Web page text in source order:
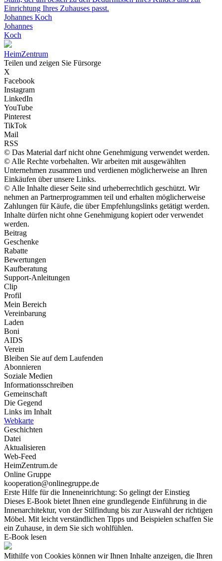
Einrichtung Ihres Zuhauses passt.
Johannes Koch
Johannes
Koch
HeimZentrum
Teilen und zeigen Sie Fürsorge
X
Facebook
Instagram
LinkedIn
YouTube
Pinterest
TikTok
Mail
RSS
© Das Material darf nicht ohne Genehmigung verwendet werden.
© Alle Rechte vorbehalten. Wir arbeiten mit ausgewählten
Unternehmen zusammen und verdienen möglicherweise an Ihren
Einkäufen über unsere Links.
© Alle Inhalte dieser Seite sind urheberrechtlich geschützt. Wir
nehmen an Partnerprogrammen teil und erhalten möglicherweise
Zahlungen für Käufe, die über Empfehlungslinks getätigt werden.
Inhalte dürfen nicht ohne Genehmigung kopiert oder verwendet
werden.
Beitrag
Geschenke
Rabatte
Bewertungen
Kaufberatung
Support-Anleitungen
Clip
Profil
Mein Bereich
Vereinbarung
Laden
Boni
AIDS
Verein
Bleiben Sie auf dem Laufenden
Abonnieren
Soziale Medien
Informationsschreiben
Gemeinschaft
Die Gegend
Links im Inhalt
Webkarte
Geschichten
Datei
Aktualisieren
Web-Feed
HeimZentrum.de
Online Gruppe
kooperation@onlinegruppe.de
Erste Hilfe für die Inneneinrichtung: So gelingt der Einstieg
Dieses E-Book bietet Ihnen eine grundlegende Einführung in die
Innenarchitektur, von der Stilfindung bis zur Auswahl der richtigen
Möbel. Mit leicht verständlichen Tipps und Beispielen schaffen Sie
ein Zuhause, in dem Sie sich wohlfühlen.
E-Book lesen
Mithilfe von Cookies können wir Ihnen Inhalte anzeigen, die Ihren